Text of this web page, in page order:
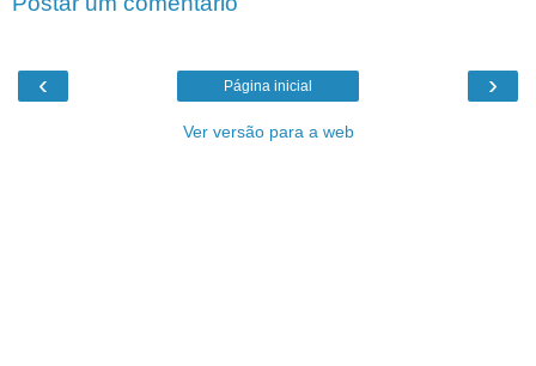
‹ ›
Página inicial
Ver versão para a web